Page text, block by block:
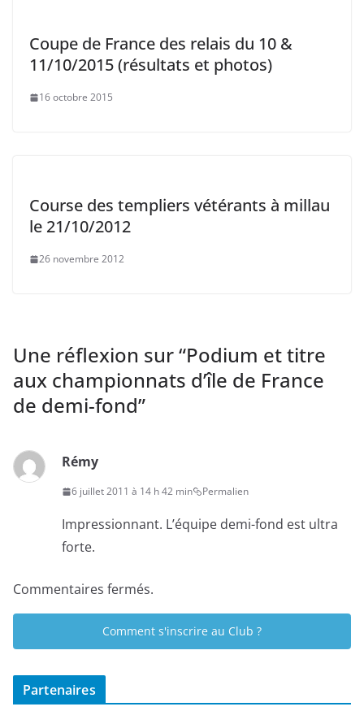
Coupe de France des relais du 10 &
11/10/2015 (résultats et photos)
16 octobre 2015
Course des templiers vétérants à millau
le 21/10/2012
26 novembre 2012
Une réflexion sur “Podium et titre
aux championnats d’île de France
de demi-fond”
Rémy
6 juillet 2011 à 14 h 42 min Permalien
Impressionnant. L’équipe demi-fond est ultra
forte.
Commentaires fermés.
Comment s'inscrire au Club ?
Partenaires